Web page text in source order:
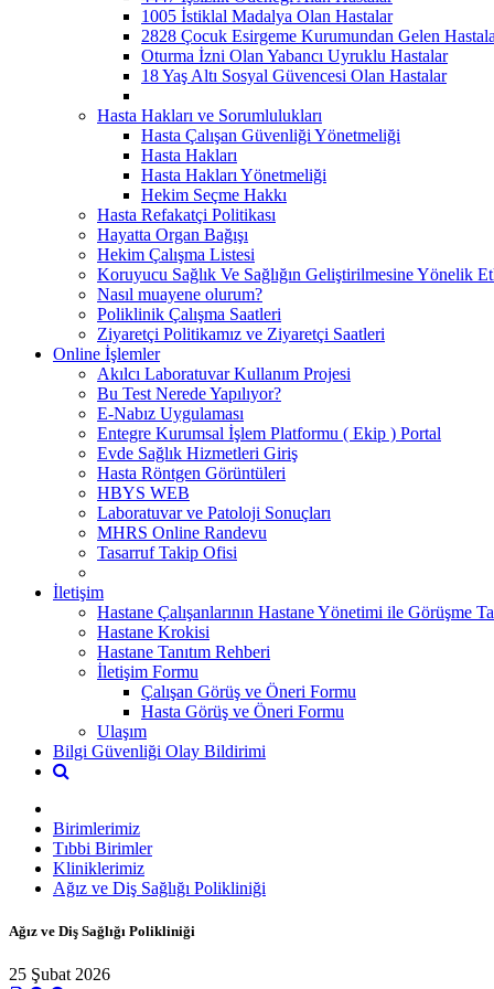
1005 İstiklal Madalya Olan Hastalar
2828 Çocuk Esirgeme Kurumundan Gelen
Oturma İzni Olan Yabancı Uyruklu Hastalar
18 Yaş Altı Sosyal Güvencesi Olan Hastalar
Hasta Hakları ve Sorumlulukları
Hasta Çalışan Güvenliği Yönetmeliği
Hasta Hakları
Hasta Hakları Yönetmeliği
Hekim Seçme Hakkı
Hasta Refakatçi Politikası
Hayatta Organ Bağışı
Hekim Çalışma Listesi
Koruyucu Sağlık Ve Sağlığın Geliştirilmesine Yönelik
Nasıl muayene olurum?
Poliklinik Çalışma Saatleri
Ziyaretçi Politikamız ve Ziyaretçi Saatleri
Online İşlemler
Akılcı Laboratuvar Kullanım Projesi
Bu Test Nerede Yapılıyor?
E-Nabız Uygulaması
Entegre Kurumsal İşlem Platformu ( Ekip ) Portal
Evde Sağlık Hizmetleri Giriş
Hasta Röntgen Görüntüleri
HBYS WEB
Laboratuvar ve Patoloji Sonuçları
MHRS Online Randevu
Tasarruf Takip Ofisi
İletişim
Hastane Çalışanlarının Hastane Yönetimi ile Görüşme
Hastane Krokisi
Hastane Tanıtım Rehberi
İletişim Formu
Çalışan Görüş ve Öneri Formu
Hasta Görüş ve Öneri Formu
Ulaşım
Bilgi Güvenliği Olay Bildirimi
Birimlerimiz
Tıbbi Birimler
Kliniklerimiz
Ağız ve Diş Sağlığı Polikliniği
Ağız ve Diş Sağlığı Polikliniği
25 Şubat 2026